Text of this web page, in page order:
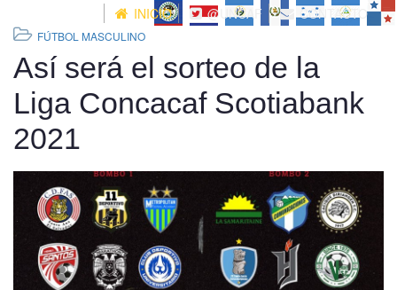
INICIO @UNCAF CONTACTO
FÚTBOL MASCULINO
Así será el sorteo de la
Liga Concacaf Scotiabank
2021